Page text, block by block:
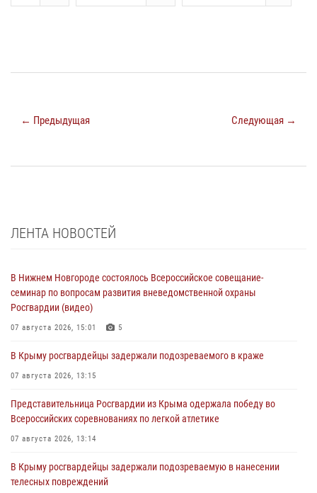
← Предыдущая Следующая →
ЛЕНТА НОВОСТЕЙ
В Нижнем Новгороде состоялось Всероссийское совещание-
семинар по вопросам развития вневедомственной охраны
Росгвардии (видео)
07 августа 2026, 15:01 5
В Крыму росгвардейцы задержали подозреваемого в краже
07 августа 2026, 13:15
Представительница Росгвардии из Крыма одержала победу во
Всероссийских соревнованиях по легкой атлетике
07 августа 2026, 13:14
В Крыму росгвардейцы задержали подозреваемую в нанесении
телесных повреждений